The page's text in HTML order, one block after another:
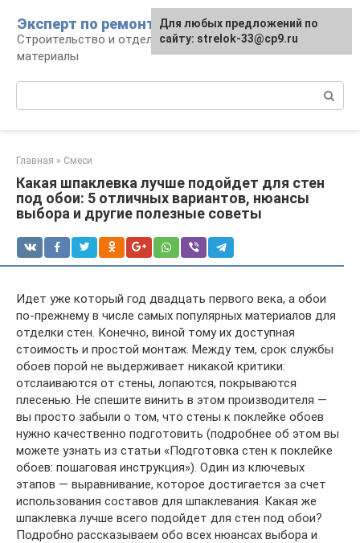
контенту
Эксперт по ремонту
Строительство и отделка: работы и
материалы
Главная » Смеси
Какая шпаклевка лучше подойдет для стен
под обои: 5 отличных вариантов, нюансы
выбора и другие полезные советы
Идет уже который год двадцать первого века, а обои
по-прежнему в числе самых популярных материалов для
отделки стен. Конечно, виной тому их доступная
стоимость и простой монтаж. Между тем, срок службы
обоев порой не выдерживает никакой критики:
отслаиваются от стены, лопаются, покрываются
плесенью. Не спешите винить в этом производителя —
вы просто забыли о том, что стены к поклейке обоев
нужно качественно подготовить (подробнее об этом вы
можете узнать из статьи «Подготовка стен к поклейке
обоев: пошаговая инструкция»). Один из ключевых
этапов — выравнивание, которое достигается за счет
использования составов для шпаклевания. Какая же
шпаклевка лучше всего подойдет для стен под обои?
Подробно рассказываем обо всех нюансах выбора и
Для любых предложений по
сайту: strelok-33@cp9.ru
Для любых предложений по
сайту: strelok-33@cp9.ru